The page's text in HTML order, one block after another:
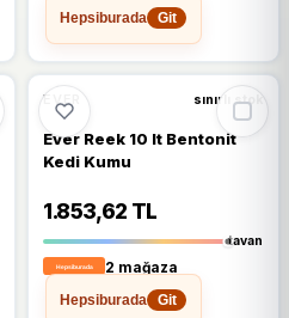
Hepsiburada
Git
EVER sınırlı stok
Ever Reek 10 lt Bentonit
Kedi Kumu
1.853,62 TL
tavan
2 mağaza
Hepsiburada
Git